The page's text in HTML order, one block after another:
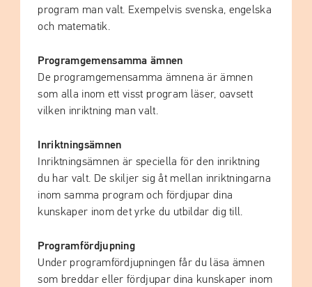
program man valt. Exempelvis svenska, engelska
och matematik.
Programgemensamma ämnen
De programgemensamma ämnena är ämnen
som alla inom ett visst program läser, oavsett
vilken inriktning man valt.
Inriktningsämnen
Inriktningsämnen är speciella för den inriktning
du har valt. De skiljer sig åt mellan inriktningarna
inom samma program och fördjupar dina
kunskaper inom det yrke du utbildar dig till.
Programfördjupning
Under programfördjupningen får du läsa ämnen
som breddar eller fördjupar dina kunskaper inom